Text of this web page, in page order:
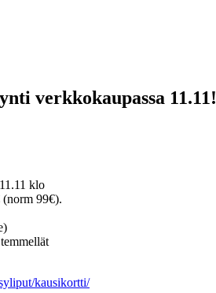
verkkokaupassa 11.11!
klo
99€).
kausikortti/